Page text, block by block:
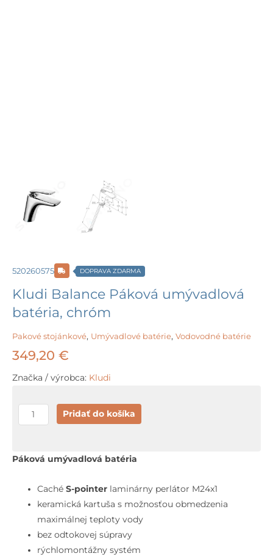
520260575 DOPRAVA ZDARMA
Kludi Balance Páková umývadlová
batéria, chróm
Pakové stojánkové, Umývadlové batérie, Vodovodné batérie
349,20 €
Značka / výrobca: Kludi
množstvo
Kludi
Páková
batéria,
chróm
Pridať do košíka
Páková umývadlová batéria
CachéS-pointer laminárny perlátor M24x1
keramická kartuša s možnosťou obmedzenia
maximálnej teploty vody
bez odtokovej súpravy
rýchlomontážny systém